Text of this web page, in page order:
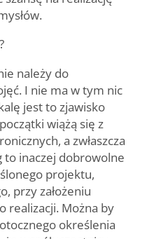
należy do
I nie ma w tym nic
jest to zjawisko
wiążą się z
a zwłaszcza
inaczej dobrowolne
projektu,
przy założeniu
realizacji. Można by
określenia